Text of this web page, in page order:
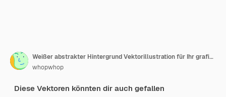
Weißer abstrakter Hintergrund Vektorillustration für Ihr grafisches Design Banner oder Poster
whopwhop
Diese Vektoren könnten dir auch gefallen